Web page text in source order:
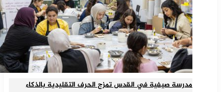
مدرسة صيفية في القدس تمزج الحرف التقليدية بالذكاء